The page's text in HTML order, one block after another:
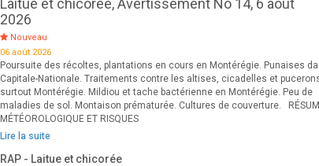
Laitue et chicorée, Avertissement No 14, 6 août
2026
Nouveau
06 août 2026
Poursuite des récoltes, plantations en cours en Montérégie. Punaises
Capitale-Nationale. Traitements contre les altises, cicadelles et
surtout Montérégie. Mildiou et tache bactérienne en Montérégie. Peu de
maladies de sol. Montaison prématurée. Cultures de couverture.
MÉTÉOROLOGIQUE ET RISQUES
Lire la suite
RAP - Laitue et chicorée